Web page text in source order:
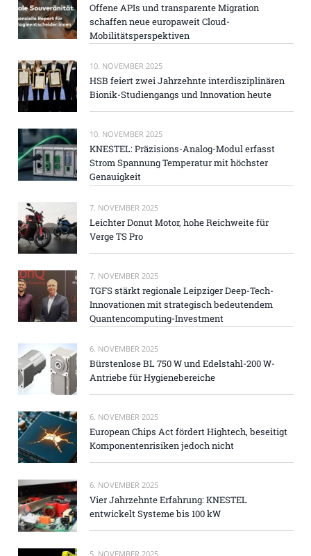
Offene APIs und transparente Migration
schaffen neue europaweit Cloud-
Mobilitätsperspektiven
10. NOVEMBER 2025
HSB feiert zwei Jahrzehnte interdisziplinären
Bionik-Studiengangs und Innovation heute
10. NOVEMBER 2025
KNESTEL: Präzisions-Analog-Modul erfasst
Strom Spannung Temperatur mit höchster
Genauigkeit
7. NOVEMBER 2025
Leichter Donut Motor, hohe Reichweite für
Verge TS Pro
7. NOVEMBER 2025
TGFS stärkt regionale Leipziger Deep-Tech-
Innovationen mit strategisch bedeutendem
Quantencomputing-Investment
6. NOVEMBER 2025
Bürstenlose BL 750 W und Edelstahl-200 W-
Antriebe für Hygienebereiche
6. NOVEMBER 2025
European Chips Act fördert Hightech, beseitigt
Komponentenrisiken jedoch nicht
6. NOVEMBER 2025
Vier Jahrzehnte Erfahrung: KNESTEL
entwickelt Systeme bis 100 kW
5. NOVEMBER 2025